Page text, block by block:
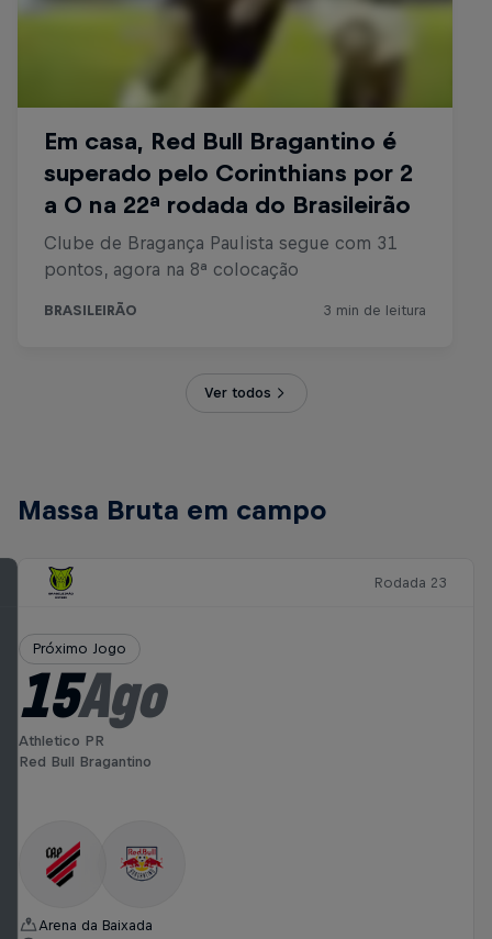
Ver todos
Massa Bruta em campo
Rodada 23
Próximo Jogo
15Ago
Athletico PR
Red Bull Bragantino
Arena da Baixada